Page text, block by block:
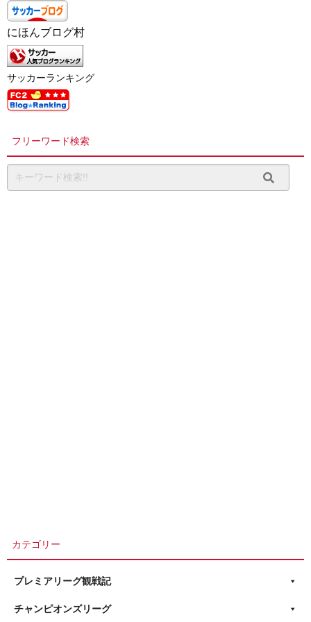
にほんブログ村
サッカーランキング
フリーワード検索
カテゴリー
プレミアリーグ観戦記
チャンピオンズリーグ